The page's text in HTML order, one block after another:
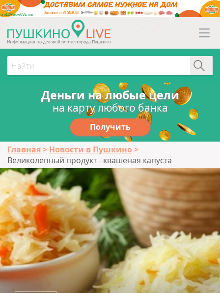
erid:2Vtzqw6Vsmm
Деньги на любые цели
на карту любого банка
Получить
Главная
Новости в Пушкино
Великолепный продукт - квашеная капуста